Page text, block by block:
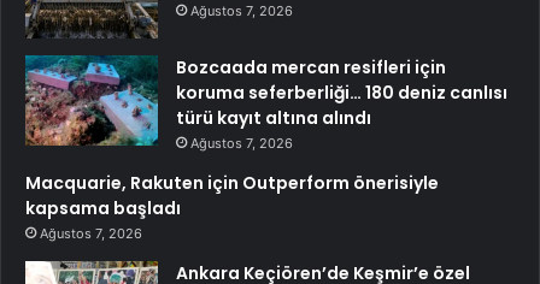
Ağustos 7, 2026
Bozcaada mercan resifleri için
koruma seferberliği… 180 deniz canlısı
türü kayıt altına alındı
Ağustos 7, 2026
Macquarie, Rakuten için Outperform önerisiyle
kapsama başladı
Ağustos 7, 2026
Ankara Keçiören’de Keşmir’e özel